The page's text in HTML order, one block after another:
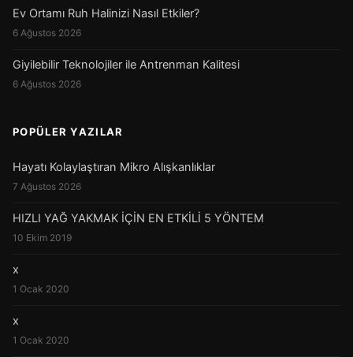
Ev Ortamı Ruh Halinizi Nasıl Etkiler?
6 Ağustos 2026
Giyilebilir Teknolojiler ile Antrenman Kalitesi
6 Ağustos 2026
POPÜLER YAZILAR
Hayatı Kolaylaştıran Mikro Alışkanlıklar
7 Ağustos 2026
HIZLI YAĞ YAKMAK İÇİN EN ETKİLİ 5 YÖNTEM
10 Ekim 2019
x
1 Ocak 2020
x
1 Ocak 2020